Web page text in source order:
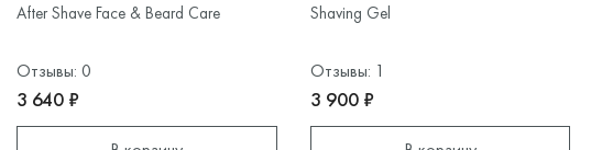
After Shave Face & Beard Care
Отзывы: 0
3 640 ₽
Shaving Gel
Отзывы: 1
3 900 ₽